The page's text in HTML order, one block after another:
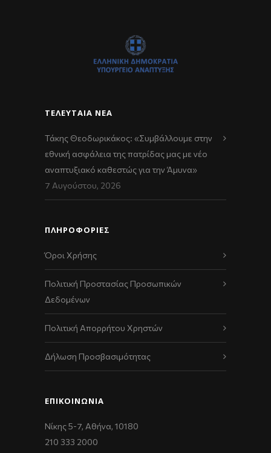
ΤΕΛΕΥΤΑΊΑ ΝΈΑ
Τάκης Θεοδωρικάκος: «Συμβάλλουμε στην
εθνική ασφάλεια της πατρίδας μας με νέο
αναπτυξιακό καθεστώς για την Άμυνα»
7 Αυγούστου, 2026
ΠΛΗΡΟΦΟΡΙΕΣ
Όροι Χρήσης
Πολιτική Προστασίας Προσωπικών
Δεδομένων
Πολιτική Απορρήτου Χρηστών
Δήλωση Προσβασιμότητας
ΕΠΙΚΟΙΝΩΝΊΑ
Νίκης 5-7, Αθήνα, 10180
210 333 2000